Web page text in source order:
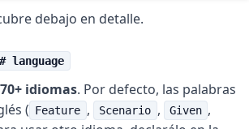
debajo en detalle.
# language
70+ idiomas. Por defecto, las palabras
( Feature , Scenario , Given ,